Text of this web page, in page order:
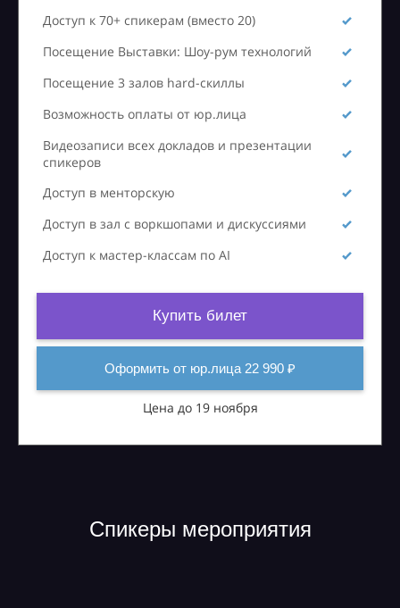
Доступ к 70+ спикерам (вместо 20)
Посещение Выставки: Шоу-рум технологий
Посещение 3 залов hard-скиллы
Возможность оплаты от юр.лица
Видеозаписи всех докладов и презентации
спикеров
Доступ в менторскую
Доступ в зал с воркшопами и дискуссиями
Доступ к мастер-классам по AI
Купить билет
Оформить от юр.лица 22 990 ₽
Цена до 19 ноября
Спикеры мероприятия